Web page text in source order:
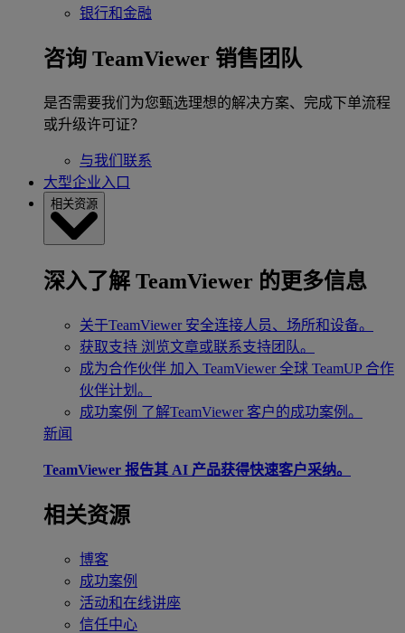
银行和金融
咨询 TeamViewer 销售团队
是否需要我们为您甄选理想的解决方案、完成下单流程
或升级许可证？
与我们联系
大型企业入口
相关资源
深入了解 TeamViewer 的更多信息
关于TeamViewer 安全连接人员、场所和设备。
获取支持 浏览文章或联系支持团队。
成为合作伙伴 加入 TeamViewer 全球 TeamUP 合作
伙伴计划。
成功案例 了解TeamViewer 客户的成功案例。
新闻
TeamViewer 报告其 AI 产品获得快速客户采纳。
相关资源
博客
成功案例
活动和在线讲座
信任中心